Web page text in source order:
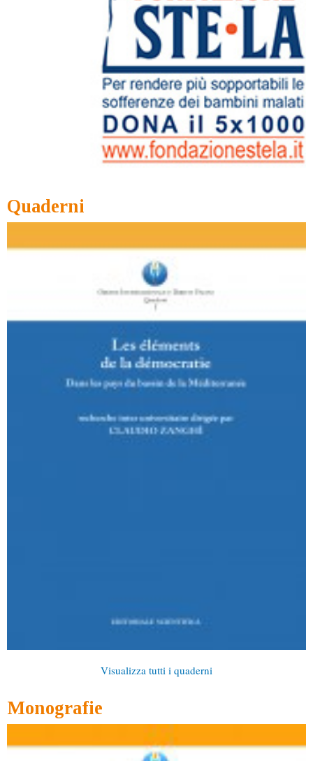
Quaderni
Visualizza tutti i quaderni
Monografie